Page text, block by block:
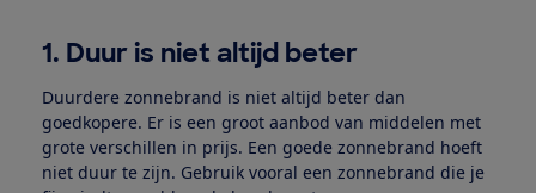
1. Duur is niet altijd beter
Duurdere zonnebrand is niet altijd beter dan
goedkopere. Er is een groot aanbod van middelen met
grote verschillen in prijs. Een goede zonnebrand hoeft
niet duur te zijn. Gebruik vooral een zonnebrand die je